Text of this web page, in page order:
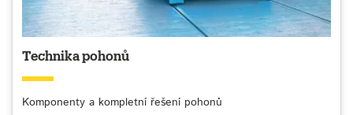
Technika pohonů
Komponenty a kompletní řešení pohonů